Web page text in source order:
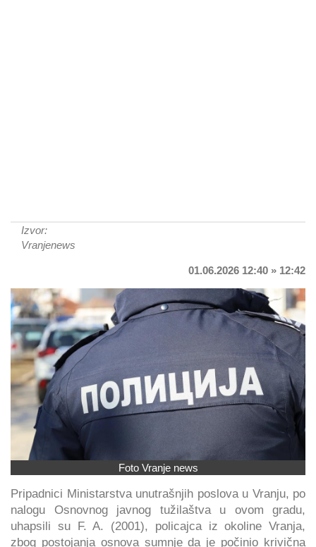
Izvor:
Vranjenews
01.06.2026 12:40 » 12:42
Foto Vranje news
Pripadnici Ministarstva unutrašnjih poslova u Vranju, po
nalogu Osnovnog javnog tužilaštva u ovom gradu,
uhapsili su F. A. (2001), policajca iz okoline Vranja,
zbog postojanja osnova sumnje da je počinio krivična